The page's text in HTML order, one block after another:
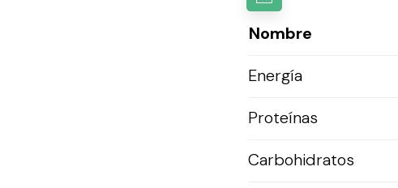
Nombre
Energía
Proteínas
Carbohidratos